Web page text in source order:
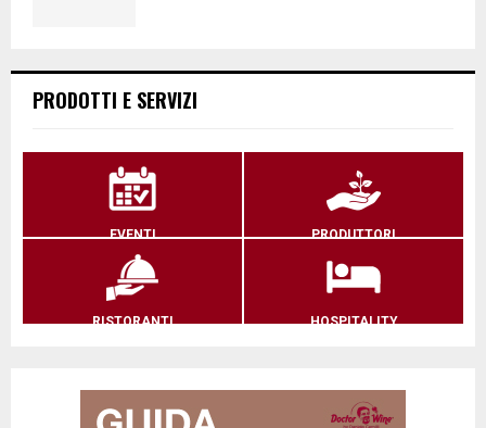
PRODOTTI E SERVIZI
EVENTI PRODUTTORI
RISTORANTI HOSPITALITY